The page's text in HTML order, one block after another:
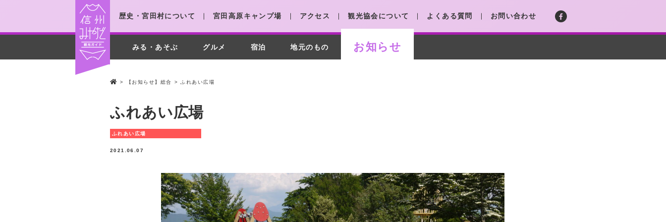
歴史・宮田村について 宮田高原キャンプ場 アクセス 観光協会について よくある質問 お問い合わせ
みる・あそぶ グルメ 宿泊 地元のもの お知らせ
> 【お知らせ】総合 > ふれあい広場
ふれあい広場
ふれあい広場
2021.06.07